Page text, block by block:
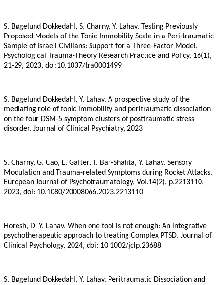
S. Bøgelund Dokkedahl, S. Charny, Y. Lahav. Testing Previously
Proposed Models of the Tonic Immobility Scale in a Peri-traumatic
Sample of Israeli Civilians: Support for a Three-Factor Model.
Psychological Trauma-Theory Research Practice and Policy, 16(1),
21-29, 2023, doi:10.1037/tra0001499
S. Bøgelund Dokkedahl, Y. Lahav. A prospective study of the
mediating role of tonic immobility and peritraumatic dissociation
on the four DSM-5 symptom clusters of posttraumatic stress
disorder. Journal of Clinical Psychiatry, 2023
S. Charny, G. Cao, L. Gafter, T. Bar-Shalita, Y. Lahav. Sensory
Modulation and Trauma-related Symptoms during Rocket Attacks.
European Journal of Psychotraumatology, Vol.14(2), p.2213110,
2023, doi: 10.1080/20008066.2023.2213110
Horesh, D, Y. Lahav. When one tool is not enough: An integrative
psychotherapeutic approach to treating Complex PTSD. Journal of
Clinical Psychology, 2024, doi: 10.1002/jclp.23688
S. Bøgelund Dokkedahl, Y. Lahav. Peritraumatic Dissociation and